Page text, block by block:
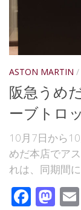
ASTON MARTIN /
阪急うめ
ーブトロ
10月7日から
めだ本店でア
れは、同期間